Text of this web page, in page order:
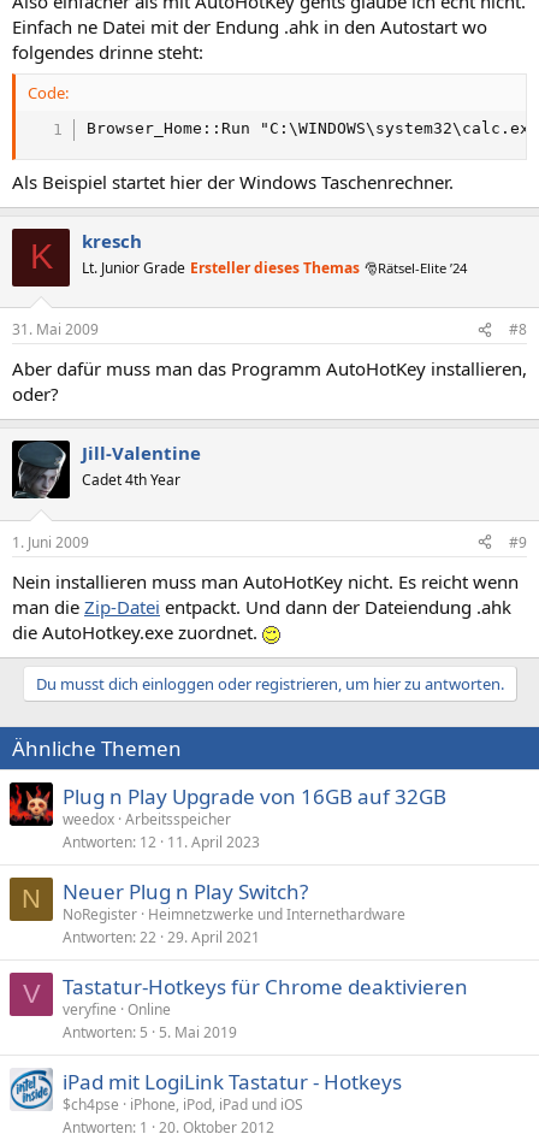
Einfach ne Datei mit der Endung .ahk in den Autostart wo
folgendes drinne steht:
Code:
Browser_Home::Run
Als Beispiel startet hier der Windows Taschenrechner.
K kresch
Lt. Junior Grade Ersteller dieses Themas 🎅Rätsel-Elite ’24
31. Mai 2009 #8
Aber dafür muss man das Programm AutoHotKey installieren,
oder?
Jill-Valentine
Cadet 4th Year
1. Juni 2009 #9
Nein installieren muss man AutoHotKey nicht. Es reicht wenn
man die Zip-Datei entpackt. Und dann der Dateiendung .ahk
die AutoHotkey.exe zuordnet.
Du musst dich einloggen oder registrieren, um hier zu antworten.
Ähnliche Themen
Plug n Play Upgrade von 16GB auf 32GB
weedox Arbeitsspeicher
Antworten 12 11. April 2023
N Neuer Plug n Play Switch?
NoRegister Heimnetzwerke und Internethardware
Antworten 22 29. April 2021
V Tastatur-Hotkeys für Chrome deaktivieren
veryfine Online
Antworten 5 5. Mai 2019
iPad mit LogiLink Tastatur - Hotkeys
$ch4pse
iPhone, iPod, iPad und iOS
Antworten 1 20. Oktober 2012